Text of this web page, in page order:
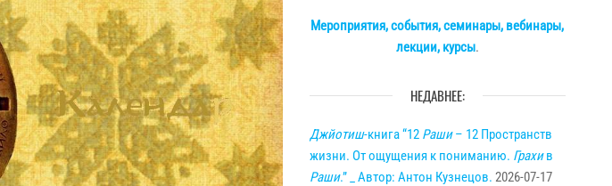
Мероприятия, события, семинары, вебинары,
лекции, курсы.
НЕДАВНЕЕ:
Джйотиш-книга “12 Раши– 12 Пространств
жизни. От ощущения к пониманию. Грахив
Раши.” _ Автор: Антон Кузнецов. 2026-07-17